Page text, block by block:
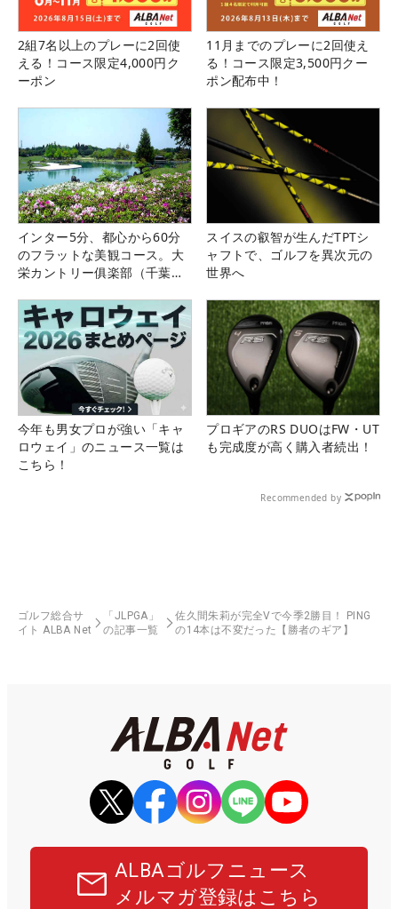
2組7名以上のプレーに2回使
える！コース限定4,000円ク
ーポン
11月までのプレーに2回使え
る！コース限定3,500円クー
ポン配布中！
インター5分、都心から60分
のフラットな美観コース。大
栄カントリー俱楽部（千葉
スイスの叡智が生んだTPTシ
ャフトで、ゴルフを異次元の
世界へ
今年も男女プロが強い「キャ
ロウェイ」のニュース一覧は
こちら！
プロギアのRS DUOはFW・UT
も完成度が高く購入者続出！
Recommended by
ゴルフ総合サ
イト ALBA Net
「JLPGA」
の記事一覧
佐久間朱莉が完全Vで今季2勝目！ PING
の14本は不変だった【勝者のギア】
ALBAゴルフニュース
メルマガ登録はこちら